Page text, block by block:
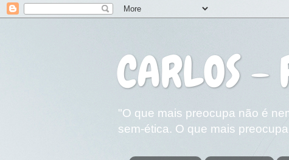
CARLOS
"O que mais preocupa não é
sem-ética. O que mais